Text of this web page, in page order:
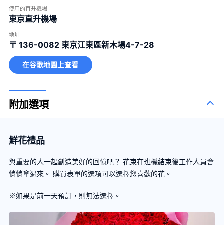
使用的直升機場
東京直升機場
地址
〒 136-0082 東京江東區新木場4-7-28
在谷歌地圖上查看
附加選項
鮮花禮品
與重要的人一起創造美好的回憶吧？ 花束在班機結束後工作人員會
悄悄拿過來。 購買表單的選項可以選擇您喜歡的花。
※如果是前一天預訂，則無法選擇。